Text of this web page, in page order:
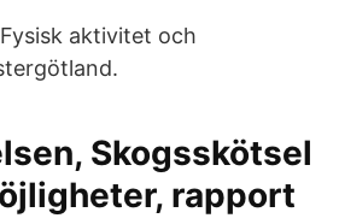
aktivitet och
Skogsskötsel
rapport